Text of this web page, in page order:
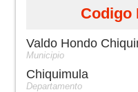
Codigo
Valdo Hondo
Municipio
Chiquimula
Departamento